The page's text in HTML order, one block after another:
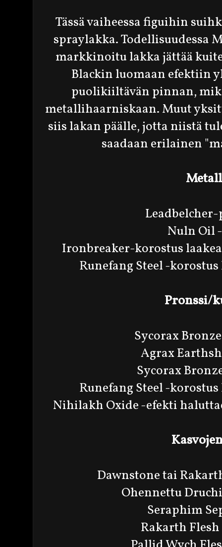
Tässä vaiheessa figuihin
spraylakka. Todellisuudessa
markkinoitu lakka jättää
Blackin luomaan efektiin
puolikiiltävän pinnan,
metallihaarniskaan. Muut
siis lakan päälle, jotta niistä
saadaan erilainen
Nuln Oil
Ironbreaker-korostus
Runefang Steel -
Pronssi/
Sycorax
Agrax
Sycorax
Runefang Steel -
Nihilakh Oxide -efekti
Dawnstone tai
Ohennettu
Seraphim
Rakarth